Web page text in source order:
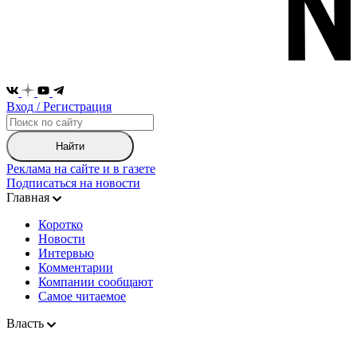
Вход / Регистрация
Найти
Реклама на сайте и в газете
Подписаться на новости
Главная
Коротко
Новости
Интервью
Комментарии
Компании сообщают
Самое читаемое
Власть